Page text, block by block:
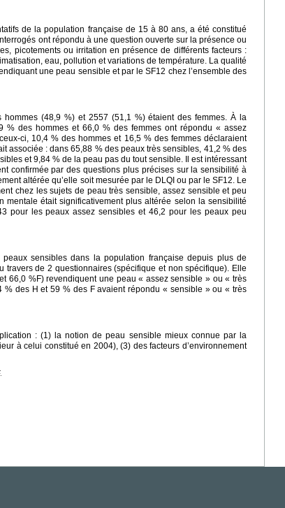
de la population française de 15 à 80 ans, a été constitué
ont répondu à une question ouverte sur la présence ou
picotements ou irritation en présence de différents facteurs :
eau, pollution et variations de température. La qualité
une peau sensible et par le SF12 chez l’ensemble des
(48,9 %) et 2557 (51,1 %) étaient des femmes. À la
% des hommes et 66,0 % des femmes ont répondu « assez
ci, 10,4 % des hommes et 16,5 % des femmes déclaraient
associée : dans 65,88 % des peaux très sensibles, 41,2 % des
et 9,84 % de la peau pas du tout sensible. Il est intéressant
confirmée par des questions plus précises sur la sensibilité à
altérée qu’elle soit mesurée par le DLQI ou par le SF12. Le
chez les sujets de peau très sensible, assez sensible et peu
était significativement plus altérée selon la sensibilité
pour les peaux assez sensibles et 46,2 pour les peaux peu
sensibles dans la population française depuis plus de
de 2 questionnaires (spécifique et non spécifique). Elle
66,0 %F) revendiquent une peau « assez sensible » ou « très
des H et 59 % des F avaient répondu « sensible » ou « très
: (1) la notion de peau sensible mieux connue par la
à celui constitué en 2004), (3) des facteurs d’environnement